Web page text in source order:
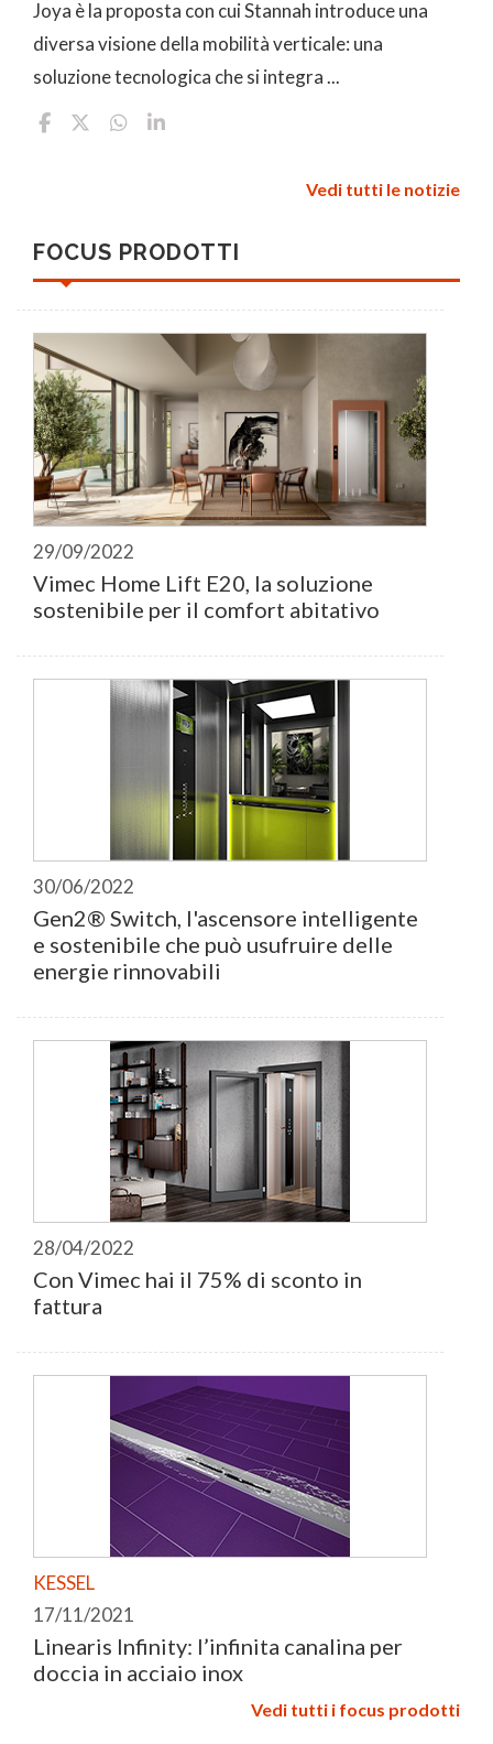
Joya è la proposta con cui Stannah introduce una
diversa visione della mobilità verticale: una
soluzione tecnologica che si integra ...
Vedi tutti le notizie
FOCUS PRODOTTI
29/09/2022
Vimec Home Lift E20, la soluzione
sostenibile per il comfort abitativo
30/06/2022
Gen2® Switch, l'ascensore intelligente
e sostenibile che può usufruire delle
energie rinnovabili
28/04/2022
Con Vimec hai il 75% di sconto in
fattura
KESSEL
17/11/2021
Linearis Infinity: l’infinita canalina per
doccia in acciaio inox
Vedi tutti i focus prodotti